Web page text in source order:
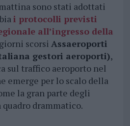
sono stati adottati
i protocolli previsti
all’ingresso della
scorsi Assaeroporti
gestori aeroporti),
sul traffico aeroporto nel
emerge per lo scalo della
la gran parte degli
drammatico.